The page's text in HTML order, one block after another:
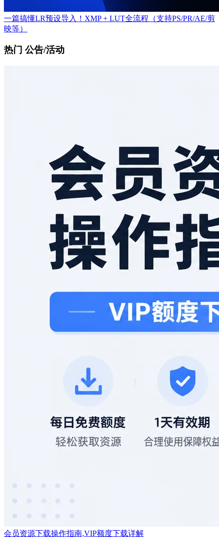
一篇搞懂LR预设导入！XMP + LUT全流程（支持PS/PR/AE/剪
映等）
热门 公告/活动
会员资源下载操作指南,VIP额度下载详解